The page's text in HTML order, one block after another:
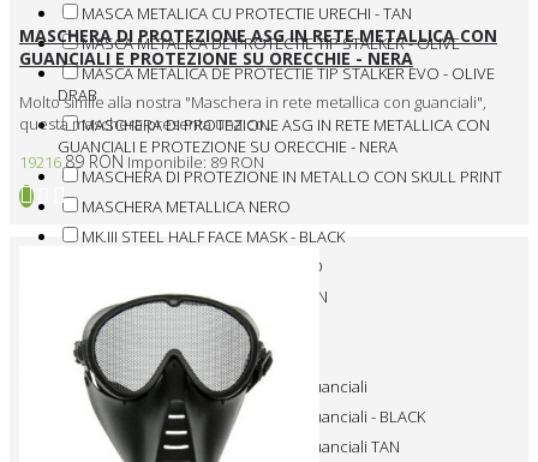
MASCA METALICA CU PROTECTIE URECHI - TAN
MASCA METALICA DE PROTECTIE TIP STALKER - OLIVE
MASCA METALICA DE PROTECTIE TIP STALKER EVO - OLIVE
DRAB
MASCHERA DI PROTEZIONE ASG IN RETE METALLICA CON
GUANCIALI E PROTEZIONE SU ORECCHIE - NERA
MASCHERA DI PROTEZIONE IN METALLO CON SKULL PRINT
MASCHERA METALLICA NERO
MK.III STEEL HALF FACE MASK - BLACK
MK.III STEEL HALF FACE MASK - OD
MK.III STEEL HALF FACE MASK - TAN
Maschera di rete metallica - TAN
Maschera in rete metallica OD
Maschera in rete metallica con guanciali
Maschera in rete metallica con guanciali - BLACK
Maschera in rete metallica con guanciali TAN
MASCHERA DI PROTEZIONE ASG IN RETE METALLICA CON
GUANCIALI E PROTEZIONE SU ORECCHIE - NERA
Molto simile alla nostra "Maschera in rete metallica con guanciali",
questa maschera presenta una co..
19216 89 RON Imponibile: 89 RON